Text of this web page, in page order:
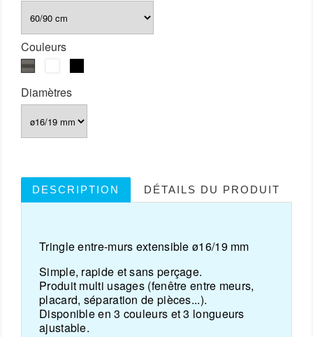
Couleurs
Nickel
Diamètres
DESCRIPTION DÉTAILS DU PRODUIT
Tringle entre-murs extensible ø16/19 mm
Simple, rapide et sans perçage.
Produit multi usages (fenêtre entre meurs,
placard, séparation de pièces...).
Disponible en 3 couleurs et 3 longueurs
ajustable.